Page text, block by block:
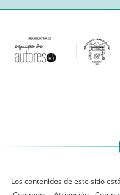
Los contenidos de este sitio